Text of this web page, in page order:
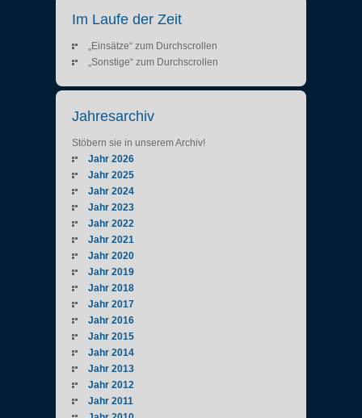
Im Laufe der Zeit
„Einsätze“ zum Durchscrollen
„Sonstige“ zum Durchscrollen
Jahresarchiv
Stöbern sie in unserem Archiv!
Jahr 2026
Jahr 2025
Jahr 2024
Jahr 2023
Jahr 2022
Jahr 2021
Jahr 2020
Jahr 2019
Jahr 2018
Jahr 2017
Jahr 2016
Jahr 2015
Jahr 2014
Jahr 2013
Jahr 2012
Jahr 2011